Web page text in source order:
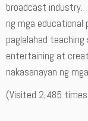
broadcast industry.
ng mga educational
paglalahad
entertaining at
nakasanayan ng
(Visited 2,485